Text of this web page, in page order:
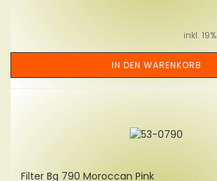
inkl.
IN DEN WARENKORB
Fil­ter Bg 790 Mo­roccan Pink